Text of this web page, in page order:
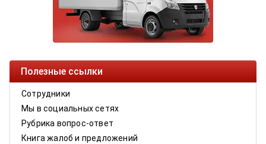
Полезные ссылки
Сотрудники
Мы в социальных сетях
Рубрика вопрос-ответ
Книга жалоб и предложений